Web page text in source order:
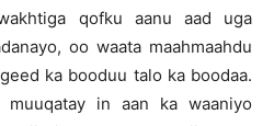
qofku aanu aad uga
oo waata maahmaahdu
ka booduu talo ka boodaa.
in aan ka waaniyo